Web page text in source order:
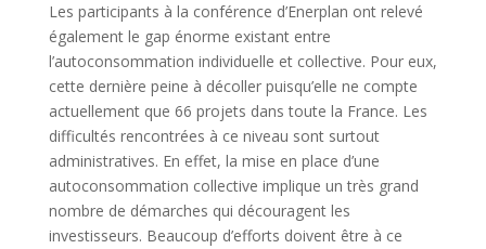
Les participants à la conférence d’Enerplan ont relevé
également le gap énorme existant entre
l’autoconsommation individuelle et collective. Pour eux,
cette dernière peine à décoller puisqu’elle ne compte
actuellement que 66 projets dans toute la France. Les
difficultés rencontrées à ce niveau sont surtout
administratives. En effet, la mise en place d’une
autoconsommation collective implique un très grand
nombre de démarches qui découragent les
investisseurs. Beaucoup d’efforts doivent être à ce